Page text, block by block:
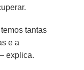
tantas
e a
explica.